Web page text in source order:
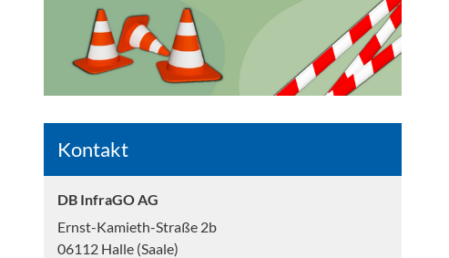
Kontakt
DB InfraGO AG
Ernst-Kamieth-Straße 2b
06112 Halle (Saale)